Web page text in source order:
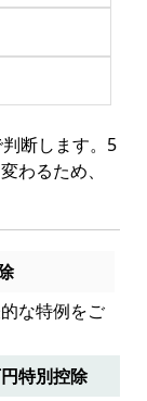
断します。5
わるため、
な特例をご
特別控除